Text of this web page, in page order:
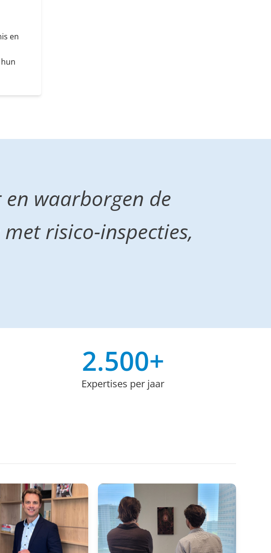
en
en waarborgen de
risico-inspecties,
2.500+
Expertises per jaar